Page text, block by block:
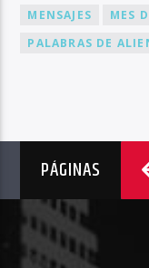
MENSAJES
MES
PALABRAS DE
PÁGINAS